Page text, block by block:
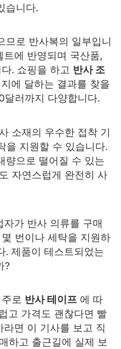
습니다.
므로 반사복의 일부입니
에 반영되며 국산품,
. 쇼핑을 하고 반사 조
에 달하는 결과를 찾을
달러까지 다양합니다.
소재의 우수한 접착 기
을 지원할 수 있습니다.
량으로 떨어질 수 있는
자연스럽게 완전히 사
가 반사 의류를 구매
번이나 세탁을 지원하
. 제품이 테스트되었는
?
로 반사 테이프 에 따
고 가격도 괜찮다면 빨
면 이 기사를 보고 직
하고 출근길에 실제 보